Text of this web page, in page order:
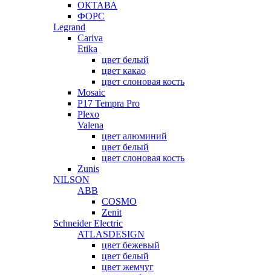
ОКТАВА
ФОРС
Legrand
Cariva
Etika
цвет белый
цвет какао
цвет слоновая кость
Mosaic
P17 Tempra Pro
Plexo
Valena
цвет алюминий
цвет белый
цвет слоновая кость
Zunis
NILSON
ABB
COSMO
Zenit
Schneider Electric
ATLASDESIGN
цвет бежевый
цвет белый
цвет жемчуг